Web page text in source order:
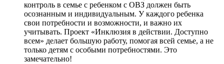
контроль в семье с ребенком с ОВЗ должен быть
осознанным и индивидуальным. У каждого ребенка
свои потребности и возможности, и важно их
учитывать. Проект «Инклюзия в действии. Доступно
всем» делает большую работу, помогая всей семье, а не
только детям с особыми потребностями. Это
замечательно!